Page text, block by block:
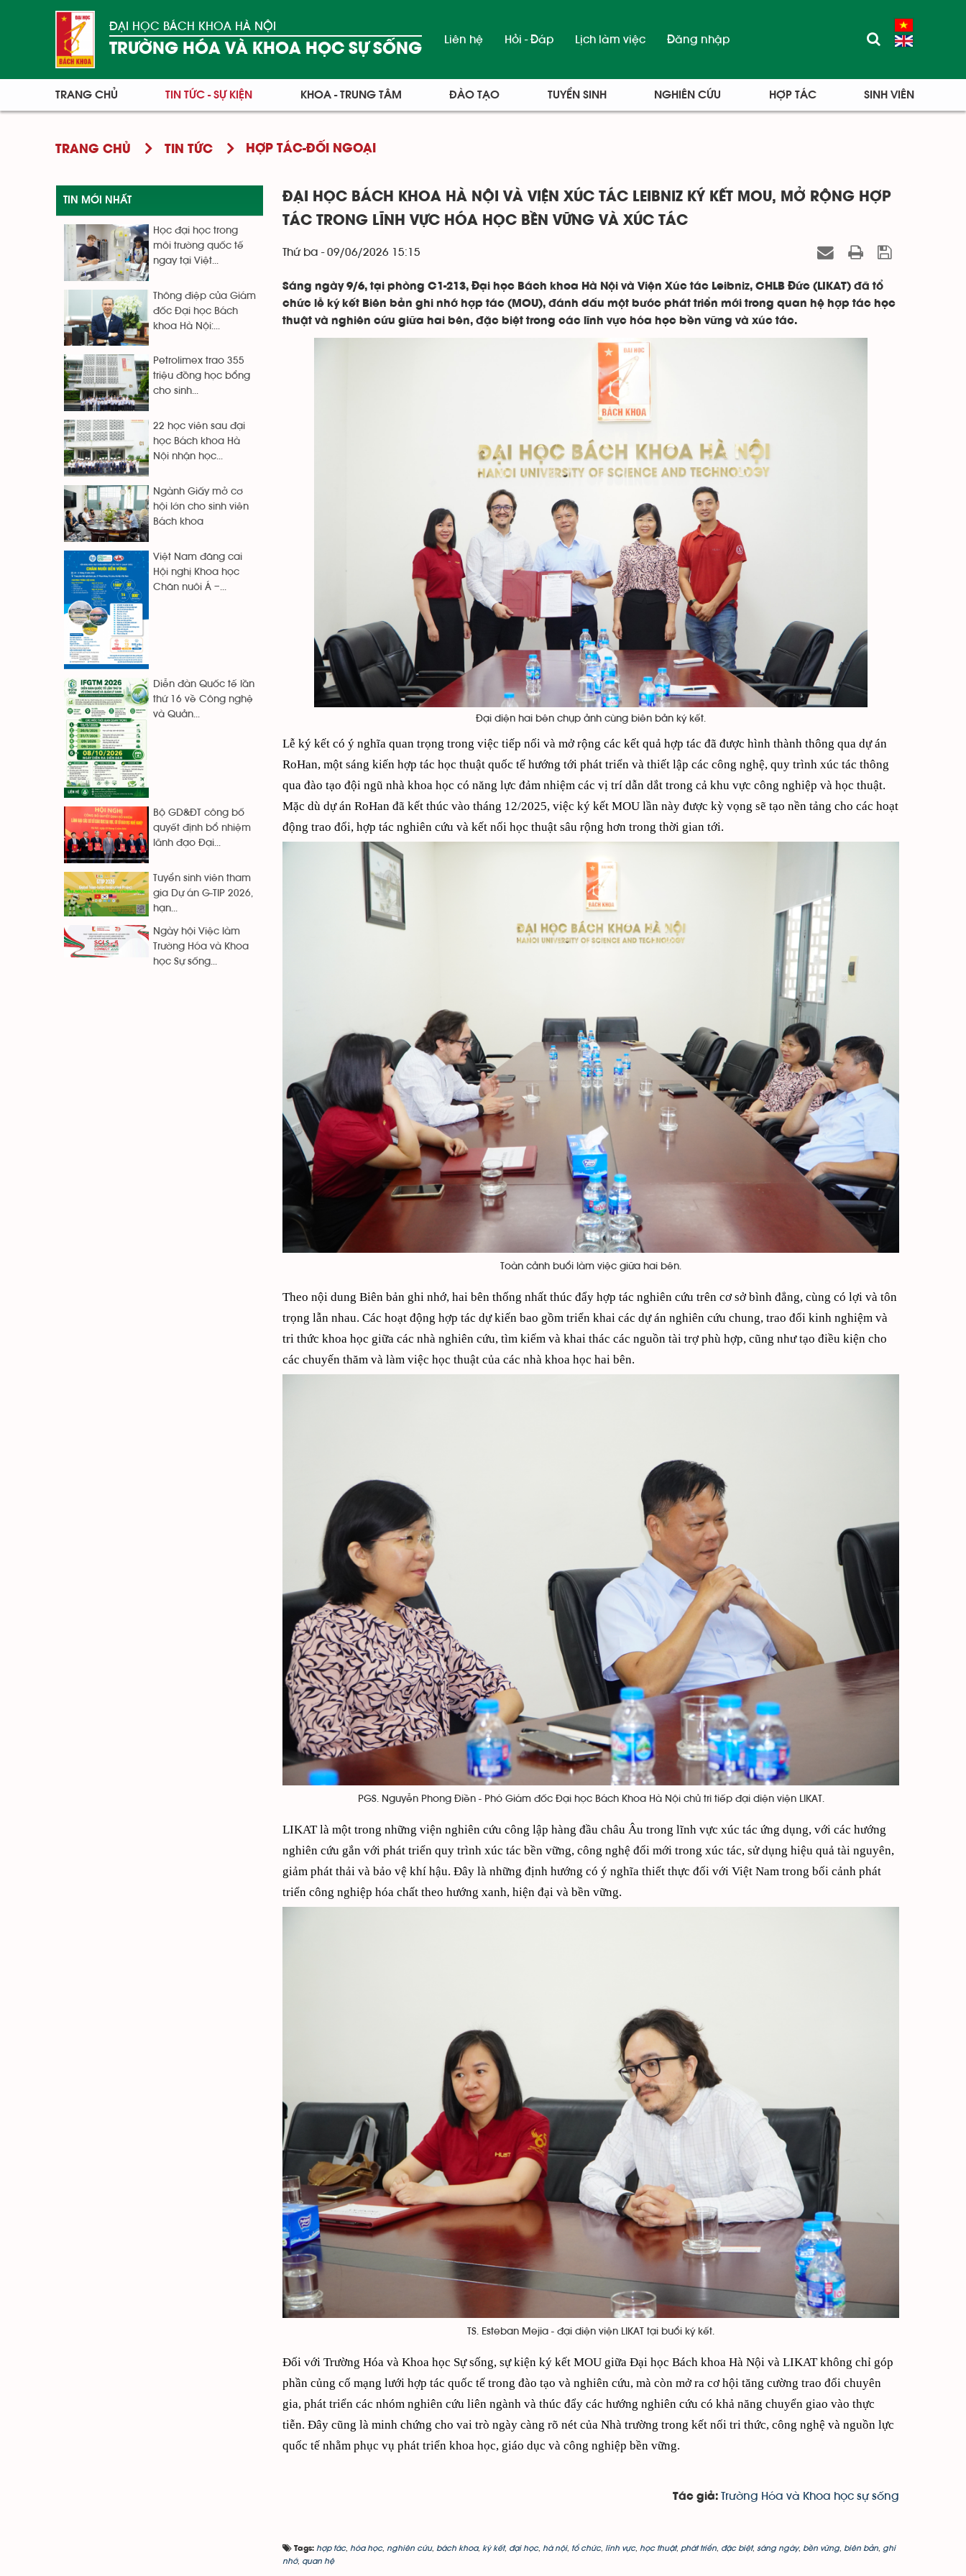
ĐẠI HỌC BÁCH KHOA HÀ NỘI
TRƯỜNG HÓA VÀ KHOA HỌC SỰ SỐNG
Liên hệ Hỏi - Đáp Lịch làm việc Đăng nhập
TRANG CHỦ TIN TỨC - SỰ KIỆN KHOA - TRUNG TÂM ĐÀO TẠO TUYỂN SINH NGHIÊN CỨU HỢP TÁC SINH VIÊN
TRANG CHỦ TIN TỨC HỢP TÁC-ĐỐI NGOẠI
ĐẠI HỌC BÁCH KHOA HÀ NỘI VÀ VIỆN XÚC TÁC LEIBNIZ KÝ KẾT MOU, MỞ RỘNG HỢP
TÁC TRONG LĨNH VỰC HÓA HỌC BỀN VỮNG VÀ XÚC TÁC
Thứ ba - 09/06/2026 15:15
Sáng ngày 9/6, tại phòng C1-213, Đại học Bách khoa Hà Nội và Viện Xúc tác Leibniz, CHLB Đức (LIKAT) đã tổ
chức lễ ký kết Biên bản ghi nhớ hợp tác (MOU), đánh dấu một bước phát triển mới trong quan hệ hợp tác học
thuật và nghiên cứu giữa hai bên, đặc biệt trong các lĩnh vực hóa học bền vững và xúc tác.
Đại diện hai bên chụp ảnh cùng biên bản ký kết.
Lễ ký kết có ý nghĩa quan trọng trong việc tiếp nối và mở rộng các kết quả hợp tác đã được hình thành thông qua dự án
RoHan, một sáng kiến hợp tác học thuật quốc tế hướng tới phát triển và thiết lập các công nghệ, quy trình xúc tác thông
qua đào tạo đội ngũ nhà khoa học có năng lực đảm nhiệm các vị trí dẫn dắt trong cả khu vực công nghiệp và học thuật.
Mặc dù dự án RoHan đã kết thúc vào tháng 12/2025, việc ký kết MOU lần này được kỳ vọng sẽ tạo nền tảng cho các hoạt
động trao đổi, hợp tác nghiên cứu và kết nối học thuật sâu rộng hơn trong thời gian tới.
Toàn cảnh buổi làm việc giữa hai bên.
Theo nội dung Biên bản ghi nhớ, hai bên thống nhất thúc đẩy hợp tác nghiên cứu trên cơ sở bình đẳng, cùng có lợi và tôn
trọng lẫn nhau. Các hoạt động hợp tác dự kiến bao gồm triển khai các dự án nghiên cứu chung, trao đổi kinh nghiệm và
tri thức khoa học giữa các nhà nghiên cứu, tìm kiếm và khai thác các nguồn tài trợ phù hợp, cũng như tạo điều kiện cho
các chuyến thăm và làm việc học thuật của các nhà khoa học hai bên.
PGS. Nguyễn Phong Điền - Phó Giám đốc Đại học Bách Khoa Hà Nội chủ trì tiếp đại diện viện LIKAT.
LIKAT là một trong những viện nghiên cứu công lập hàng đầu châu Âu trong lĩnh vực xúc tác ứng dụng, với các hướng
nghiên cứu gắn với phát triển quy trình xúc tác bền vững, công nghệ đổi mới trong xúc tác, sử dụng hiệu quả tài nguyên,
giảm phát thải và bảo vệ khí hậu. Đây là những định hướng có ý nghĩa thiết thực đối với Việt Nam trong bối cảnh phát
triển công nghiệp hóa chất theo hướng xanh, hiện đại và bền vững.
TS. Esteban Mejia - đại diện viện LIKAT tại buổi ký kết.
Đối với Trường Hóa và Khoa học Sự sống, sự kiện ký kết MOU giữa Đại học Bách khoa Hà Nội và LIKAT không chỉ góp
phần củng cố mạng lưới hợp tác quốc tế trong đào tạo và nghiên cứu, mà còn mở ra cơ hội tăng cường trao đổi chuyên
gia, phát triển các nhóm nghiên cứu liên ngành và thúc đẩy các hướng nghiên cứu có khả năng chuyển giao vào thực
tiễn. Đây cũng là minh chứng cho vai trò ngày càng rõ nét của Nhà trường trong kết nối tri thức, công nghệ và nguồn lực
quốc tế nhằm phục vụ phát triển khoa học, giáo dục và công nghiệp bền vững.
Tác giả: Trường Hóa và Khoa học sự sống
Tags: hợp tác, hóa học, nghiên cứu, bách khoa, ký kết, đại học, hà nội, tổ chức, lĩnh vực, học thuật, phát triển đặc biệt, sáng ngày, bền vững, biên bản
ghi
nhớ, quan hệ
TIN MỚI NHẤT
Học đại học trong
môi trường quốc tế
ngay tại Việt...
Thông điệp của Giám
đốc Đại học Bách
khoa Hà Nội:...
Petrolimex trao 355
triệu đồng học bổng
cho sinh...
22 học viên sau đại
học Bách khoa Hà
Nội nhận học...
Ngành Giấy mở cơ
hội lớn cho sinh viên
Bách khoa
Việt Nam đăng cai
Hội nghị Khoa học
Chăn nuôi Á –...
Diễn đàn Quốc tế lần
thứ 16 về Công nghệ
và Quản...
Bộ GD&ĐT công bố
quyết định bổ nhiệm
lãnh đạo Đại...
Tuyển sinh viên tham
gia Dự án G-TIP 2026,
hạn...
Ngày hội Việc làm
Trường Hóa và Khoa
học Sự sống...